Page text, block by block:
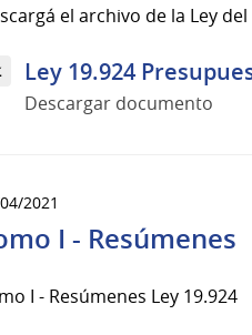
el archivo de la Ley
Ley 19.924
Descargar documento
2021
I - Resúmenes
I - Resúmenes Ley 19.924